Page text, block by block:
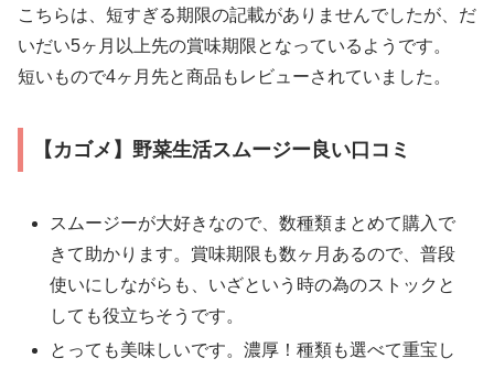
こちらは、短すぎる期限の記載がありませんでしたが、だ
いだい5ヶ月以上先の賞味期限となっているようです。
短いもので4ヶ月先と商品もレビューされていました。
【カゴメ】野菜生活スムージー良い口コミ
スムージーが大好きなので、数種類まとめて購入で
きて助かります。賞味期限も数ヶ月あるので、普段
使いにしながらも、いざという時の為のストックと
しても役立ちそうです。
とっても美味しいです。濃厚！種類も選べて重宝し